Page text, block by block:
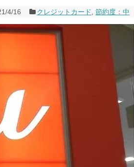
1日
月から 2026年8月1日
2026年7月31日
チャージで抽選。8/31まで
4/16 クレジットカード ,節約度：中